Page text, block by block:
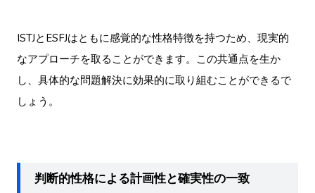
ISTJとESFJはともに感覚的な性格特徴を持つため、現実的
なアプローチを取ることができます。この共通点を生か
し、具体的な問題解決に効果的に取り組むことができるで
しょう。
判断的性格による計画性と確実性の一致